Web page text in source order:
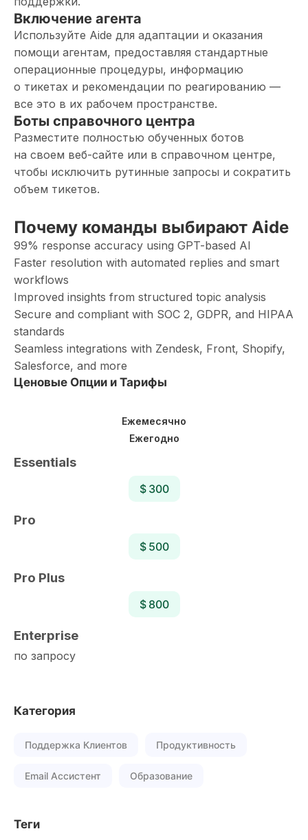
Включение агента
Используйте Aide для адаптации и оказания
помощи агентам, предоставляя стандартные
операционные процедуры, информацию
о тикетах и ​​рекомендации по реагированию —
все это в их рабочем пространстве.
Боты справочного центра
Разместите полностью обученных ботов
на своем веб-сайте или в справочном центре,
чтобы исключить рутинные запросы и сократить
объем тикетов.
Почему команды выбирают Aide
99% response accuracy using GPT-based AI
Faster resolution with automated replies and smart
workflows
Improved insights from structured topic analysis
Secure and compliant with SOC 2, GDPR, and HIPAA
standards
Seamless integrations with Zendesk, Front, Shopify,
Salesforce, and more
Ценовые Опции и Тарифы
Ежемесячно
Ежегодно
Essentials
$ 300
Pro
$ 500
Pro Plus
$ 800
Enterprise
по запросу
Категория
Поддержка Клиентов Продуктивность
Email Ассистент Образование
Теги